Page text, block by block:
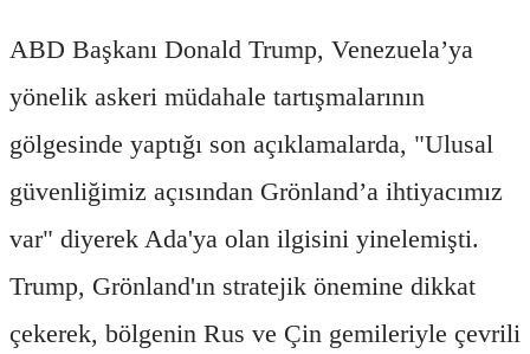
ABD Başkanı Donald Trump, Venezuela’ya
yönelik askeri müdahale tartışmalarının
gölgesinde yaptığı son açıklamalarda, "Ulusal
güvenliğimiz açısından Grönland’a ihtiyacımız
var" diyerek Ada'ya olan ilgisini yinelemişti.
Trump, Grönland'ın stratejik önemine dikkat
çekerek, bölgenin Rus ve Çin gemileriyle çevrili